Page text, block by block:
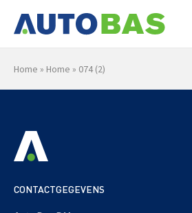
Home » Home » 074 (2)
CONTACTGEGEVENS